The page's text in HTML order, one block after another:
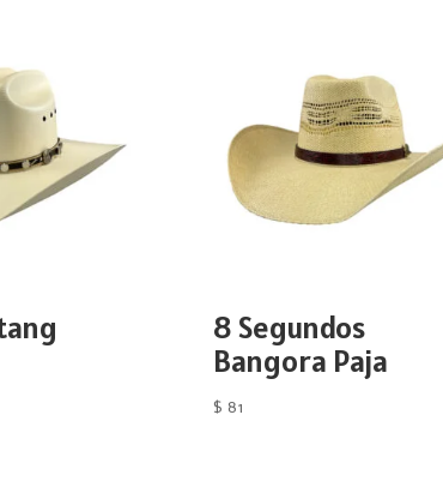
8 Segundos
Bangora Paja
$ 81